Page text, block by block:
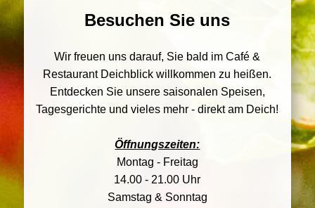
Besuchen Sie uns
Wir freuen uns darauf, Sie bald im Café &
Restaurant Deichblick willkommen zu heißen.
Entdecken Sie unsere saisonalen Speisen,
Tagesgerichte und vieles mehr - direkt am Deich!
Öffnungszeiten:
Montag - Freitag
14.00 - 21.00 Uhr
Samstag & Sonntag